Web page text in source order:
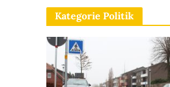
Kategorie Politik